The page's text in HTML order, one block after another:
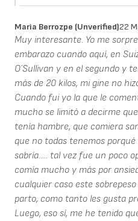
Maria Berrozpe (unverified)22
Muy interesante. Yo me
embarazo cuando aquí, en
O´Sullivan y en el segundo y
más de 20 kilos, mi gine no
Cuando fui yo la que le
mucho se limitó a decirme
tenía hambre, que comiera
que no todas tenemos
sabría..... tal vez fue un poco
comía mucho y más por
cualquier caso este
parto, como tanto les gusta
Luego, eso sí, me he tenido